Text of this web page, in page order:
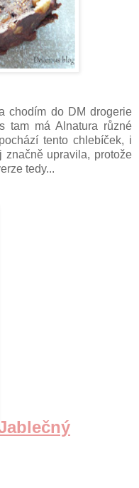
chodím do DM drogerie
tam má Alnatura různé
tento chlebíček, i
značně upravila, protože
tedy...